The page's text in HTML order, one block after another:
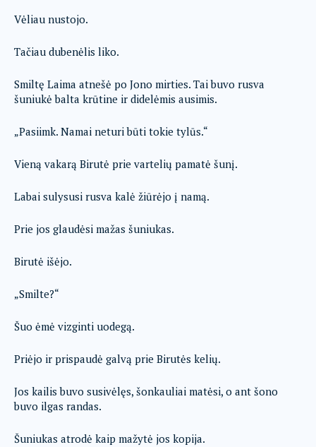
Vėliau nustojo.
Tačiau dubenėlis liko.
Smiltę Laima atnešė po Jono mirties. Tai buvo rusva
šuniukė balta krūtine ir didelėmis ausimis.
„Pasiimk. Namai neturi būti tokie tylūs.“
Vieną vakarą Birutė prie vartelių pamatė šunį.
Labai sulysusi rusva kalė žiūrėjo į namą.
Prie jos glaudėsi mažas šuniukas.
Birutė išėjo.
„Smilte?“
Šuo ėmė vizginti uodegą.
Priėjo ir prispaudė galvą prie Birutės kelių.
Jos kailis buvo susivėlęs, šonkauliai matėsi, o ant šono
buvo ilgas randas.
Šuniukas atrodė kaip mažytė jos kopija.